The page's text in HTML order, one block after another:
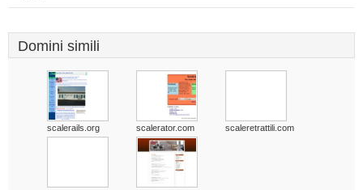
Domini simili
scalerails.org scalerator.com scaleretrattili.com